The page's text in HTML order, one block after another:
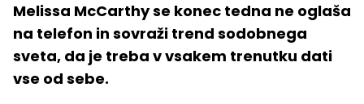
Melissa McCarthy se konec tedna ne oglaša
na telefon in sovraži trend sodobnega
sveta, da je treba v vsakem trenutku dati
vse od sebe.